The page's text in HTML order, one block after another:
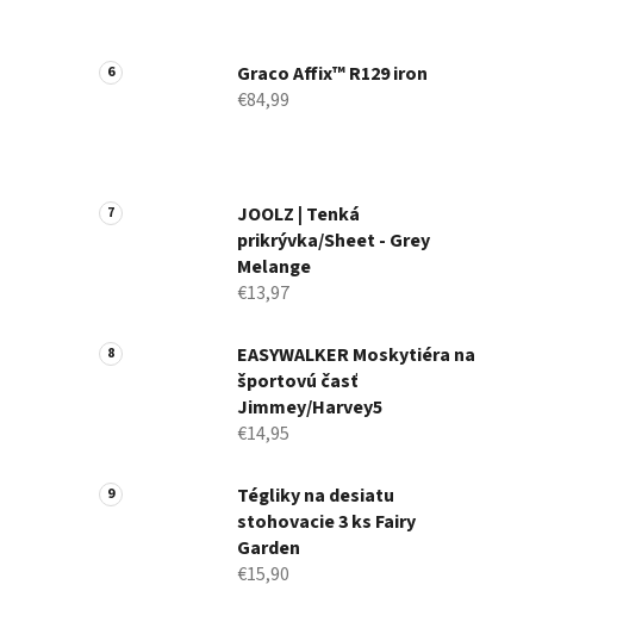
Graco Affix™ R129 iron
€84,99
JOOLZ | Tenká
prikrývka/Sheet - Grey
Melange
€13,97
EASYWALKER Moskytiéra na
športovú časť
Jimmey/Harvey5
€14,95
Tégliky na desiatu
stohovacie 3 ks Fairy
Garden
€15,90